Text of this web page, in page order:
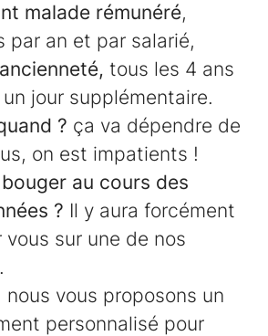
malade rémunéré,
par an et par salarié,
tous les 4 ans
jour supplémentaire.
? ça va dépendre de
on est impatients !
au cours des
? Il y aura forcément
sur une de nos
nous vous proposons un
personnalisé pour